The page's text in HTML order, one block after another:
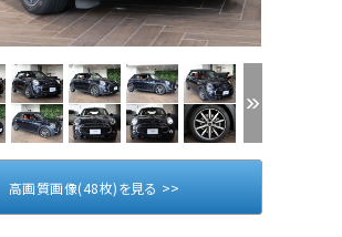
高画質画像(48枚)を見る >>